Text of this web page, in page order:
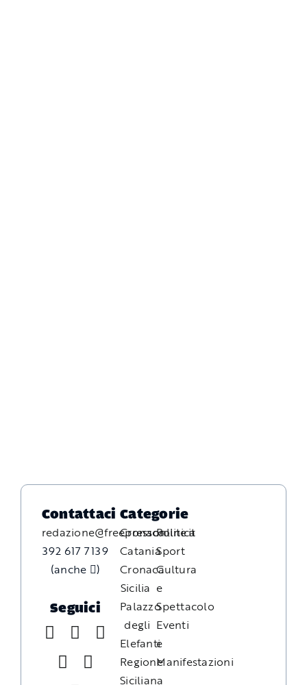
Contattaci
redazione@freepressonline.it
392 617 7139
(anche
)
Seguici
Categorie
Cronaca
Catania
Cronaca
Sicilia
Palazzo
degli
Elefanti
Regione
Siciliana
Politica
Sport
Cultura
e
Spettacolo
Eventi
e
Manifestazioni